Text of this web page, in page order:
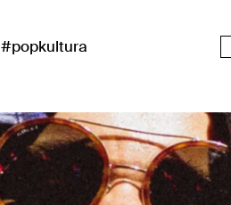
#popkultura